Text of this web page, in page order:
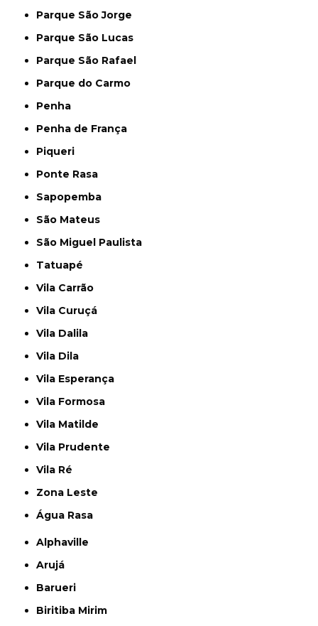
Parque São Jorge
Parque São Lucas
Parque São Rafael
Parque do Carmo
Penha
Penha de França
Piqueri
Ponte Rasa
Sapopemba
São Mateus
São Miguel Paulista
Tatuapé
Vila Carrão
Vila Curuçá
Vila Dalila
Vila Dila
Vila Esperança
Vila Formosa
Vila Matilde
Vila Prudente
Vila Ré
Zona Leste
Água Rasa
Alphaville
Arujá
Barueri
Biritiba Mirim